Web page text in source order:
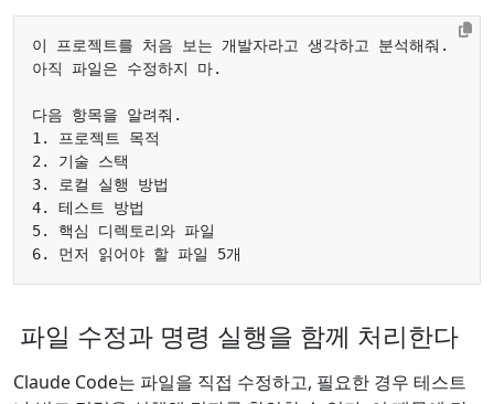
파일 수정과 명령 실행을 함께 처리한다
Claude Code는 파일을 직접 수정하고, 필요한 경우 테스트